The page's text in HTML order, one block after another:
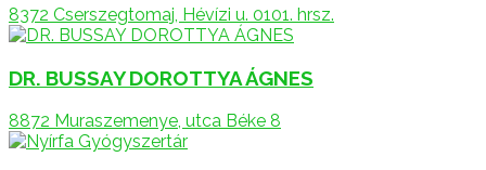
8372 Cserszegtomaj, Hévízi u. 0101. hrsz.
DR. BUSSAY DOROTTYA ÁGNES
8872 Muraszemenye, utca Béke 8